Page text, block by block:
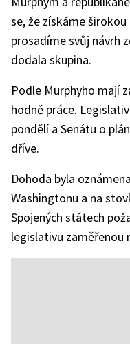
se, že získáme
prosadíme svůj návrh
dodala skupina.
Podle Murphyho mají
hodně práce.
pondělí a Senátu o
dříve.
Dohoda byla
Washingtonu a na
Spojených státech
legislativu zaměřenou